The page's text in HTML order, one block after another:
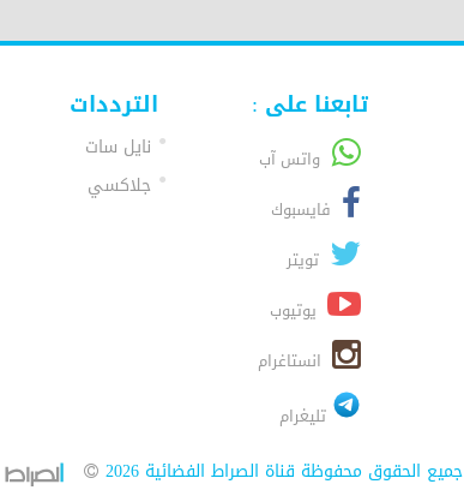
تابعنا على :
واتس آب
فايسبوك
تويتر
يوتيوب
انستاغرام
تليغرام
الترددات
نايل سات
جلاكسي
جميع الحقوق محفوظة قناة الصراط الفضائية 2026